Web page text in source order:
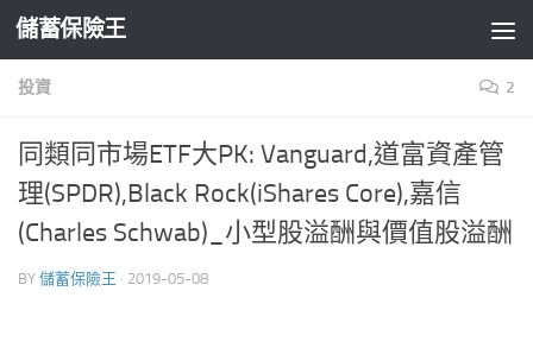
Skip to content
儲蓄保險王
投資 2
同類同市場ETF大PK: Vanguard,道富資產管
理(SPDR),Black Rock(iShares Core),嘉信
(Charles Schwab)_小型股溢酬與價值股溢酬
BY 儲蓄保險王 · 2019-05-08